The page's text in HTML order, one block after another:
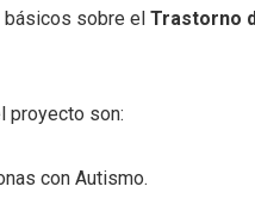
básicos sobre el Trastorno
proyecto son:
con Autismo.